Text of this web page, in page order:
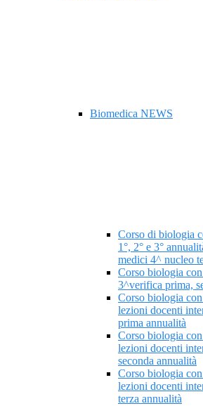
Biomedica NEWS
Corso di biologia
1°, 2° e 3°
medici 4^ nucleo
Corso biologia
3^verifica prima,
Corso biologia
lezioni docenti
prima annualità
Corso biologia
lezioni docenti
seconda annualità
Corso biologia
lezioni docenti
terza annualità